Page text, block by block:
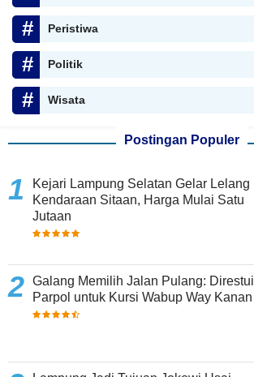
Peristiwa
Politik
Wisata
Postingan Populer
Kejari Lampung Selatan Gelar Lelang
Kendaraan Sitaan, Harga Mulai Satu
Jutaan
Galang Memilih Jalan Pulang: Direstui
Parpol untuk Kursi Wabup Way Kanan